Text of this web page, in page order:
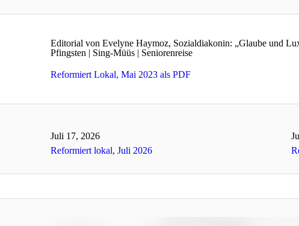
Editorial von Evelyne Haymoz, Sozialdiakonin: „Glaube und
Pfingsten | Sing-Müüs | Seniorenreise
Reformiert Lokal, Mai 2023 als PDF
Juli 17, 2026
Reformiert lokal, Juli 2026